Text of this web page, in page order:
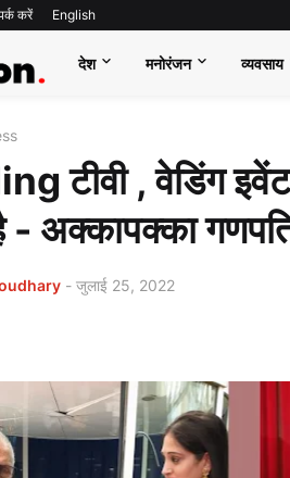
करें English
देश मनोरंजन व्यवसाय
टीवी , वेडिंग
- अक्कापक्का
- जुलाई 25, 2022